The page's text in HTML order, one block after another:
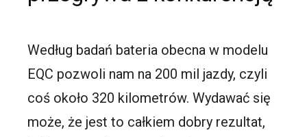
Według badań bateria obecna w modelu
EQC pozwoli nam na 200 mil jazdy, czyli
coś około 320 kilometrów. Wydawać się
może, że jest to całkiem dobry rezultat,